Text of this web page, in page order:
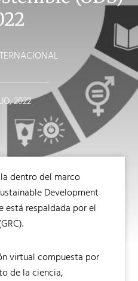
2022
dentro del marco
Development
está respaldada por el
virtual compuesta por
de la ciencia,